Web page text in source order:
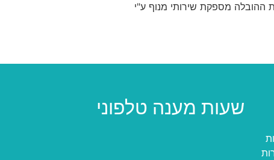
ההובלה מספקת שירותי מנוף ע"י
שעות מענה טלפוני